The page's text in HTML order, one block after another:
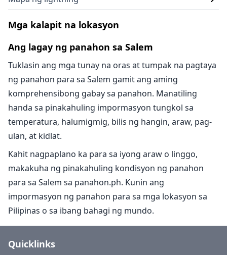
Mga kalapit na lokasyon
Ang lagay ng panahon sa Salem
Tuklasin ang mga tunay na oras at tumpak na pagtaya
ng panahon para sa Salem gamit ang aming
komprehensibong gabay sa panahon. Manatiling
handa sa pinakahuling impormasyon tungkol sa
temperatura, halumigmig, bilis ng hangin, araw, pag-
ulan, at kidlat.
Kahit nagpaplano ka para sa iyong araw o linggo,
makakuha ng pinakahuling kondisyon ng panahon
para sa Salem sa panahon.ph. Kunin ang
impormasyon ng panahon para sa mga lokasyon sa
Pilipinas o sa ibang bahagi ng mundo.
Quicklinks